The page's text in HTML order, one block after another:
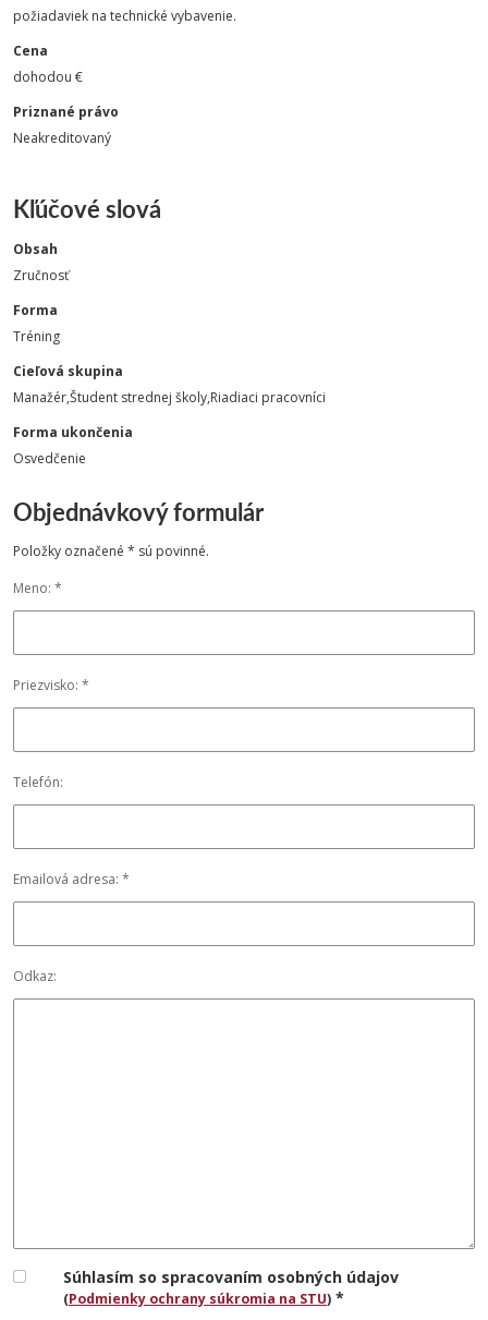
požiadaviek na technické vybavenie.
Cena
dohodou €
Priznané právo
Neakreditovaný
Kľúčové slová
Obsah
Zručnosť
Forma
Tréning
Cieľová skupina
Manažér,Študent strednej školy,Riadiaci pracovníci
Forma ukončenia
Osvedčenie
Objednávkový formulár
Položky označené * sú povinné.
Meno: *
Priezvisko: *
Telefón:
Emailová adresa: *
Odkaz:
Súhlasím so spracovaním osobných údajov
(Podmienky ochrany súkromia na STU) *